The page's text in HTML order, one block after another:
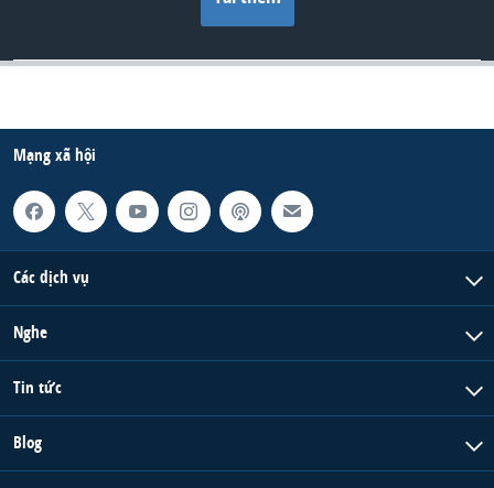
Mạng xã hội
Các dịch vụ
Nghe
Tin tức
Blog